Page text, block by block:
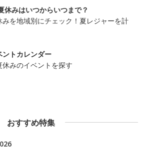
休みはいつからいつまで？
みを地域別にチェック！夏レジャーを計
ントカレンダー
休みのイベントを探す
おすすめ特集